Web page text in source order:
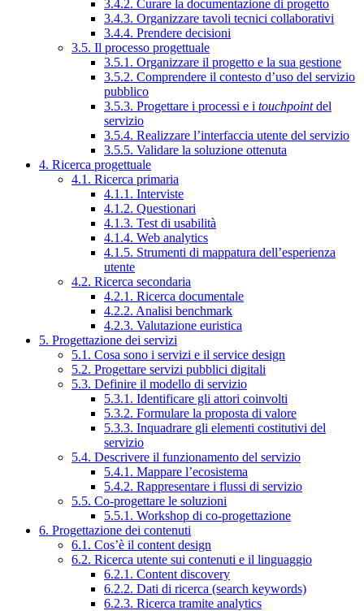
3.4.2. Curare la documentazione di progetto
3.4.3. Organizzare tavoli tecnici collaborativi
3.4.4. Prendere decisioni
3.5. Il processo progettuale
3.5.1. Organizzare il progetto e la sua gestione
3.5.2. Comprendere il contesto d’uso del servizio
pubblico
3.5.3. Progettare i processi e i touchpointdel
servizio
3.5.4. Realizzare l’interfaccia utente del servizio
3.5.5. Validare la soluzione ottenuta
4. Ricerca progettuale
4.1. Ricerca primaria
4.1.1. Interviste
4.1.2. Questionari
4.1.3. Test di usabilità
4.1.4. Web analytics
4.1.5. Strumenti di mappatura dell’esperienza
utente
4.2. Ricerca secondaria
4.2.1. Ricerca documentale
4.2.2. Analisi benchmark
4.2.3. Valutazione euristica
5. Progettazione dei servizi
5.1. Cosa sono i servizi e il service design
5.2. Progettare servizi pubblici digitali
5.3. Definire il modello di servizio
5.3.1. Identificare gli attori coinvolti
5.3.2. Formulare la proposta di valore
5.3.3. Inquadrare gli elementi costitutivi del
servizio
5.4. Descrivere il funzionamento del servizio
5.4.1. Mappare l’ecosistema
5.4.2. Rappresentare i flussi di servizio
5.5. Co-progettare le soluzioni
5.5.1. Workshop di co-progettazione
6. Progettazione dei contenuti
6.1. Cos’è il content design
6.2. Ricerca utente sui contenuti e il linguaggio
6.2.1. Content discovery
6.2.2. Dati di ricerca (search keywords)
6.2.3. Ricerca tramite analytics